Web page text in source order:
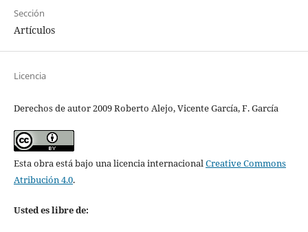
Sección
Artículos
Licencia
Derechos de autor 2009 Roberto Alejo, Vicente García, F. García
Esta obra está bajo una licencia internacionalCreative Commons
Atribución 4.0.
Usted es libre de: